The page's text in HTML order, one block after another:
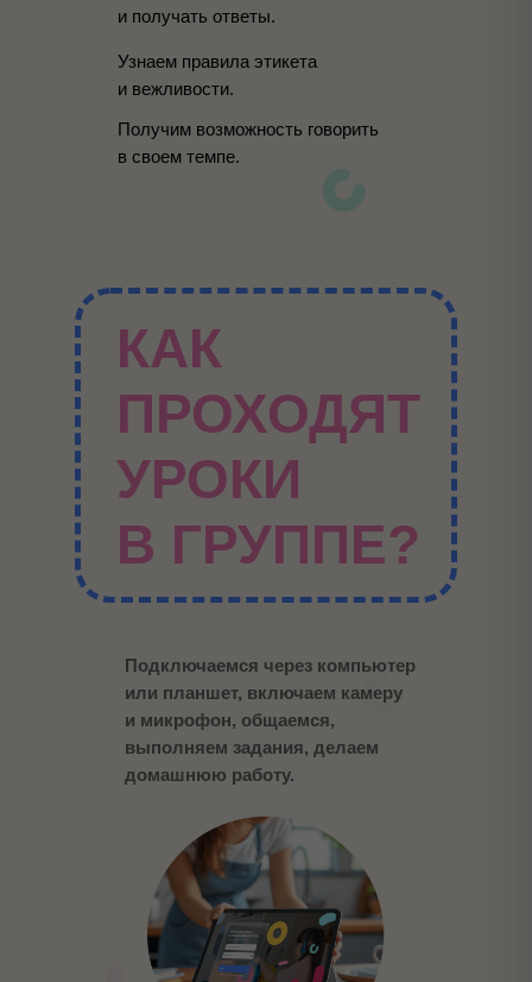
и получать ответы.
Получим возможность говорить
в своем темпе.
Узнаем правила этикета
и вежливости.
КАК
ПРОХОДЯТ
УРОКИ
В ГРУППЕ?
Подключаемся через компьютер
или планшет, включаем камеру
и микрофон, общаемся,
выполняем задания, делаем
домашнюю работу.